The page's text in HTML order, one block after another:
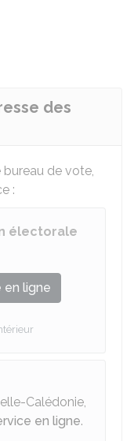
des
de vote,
:
électorale
en ligne
Calédonie,
en ligne.